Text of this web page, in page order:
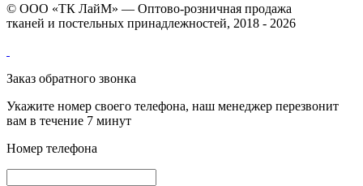
© ООО «ТК ЛайМ» — Оптово-розничная продажа
тканей и постельных принадлежностей, 2018 - 2026
Заказ обратного звонка
Укажите номер своего телефона, наш менеджер перезвонит
вам в течение 7 минут
Номер телефона